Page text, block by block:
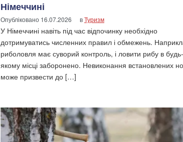
Німеччині
Опубліковано 16.07.2026 вТуризм
У Німеччині навіть під час відпочинку необхідно
дотримуватись численних правил і обмежень.
риболовля має суворий контроль, і ловити рибу в будь-
якому місці заборонено. Невиконання встановлених
може призвести до […]